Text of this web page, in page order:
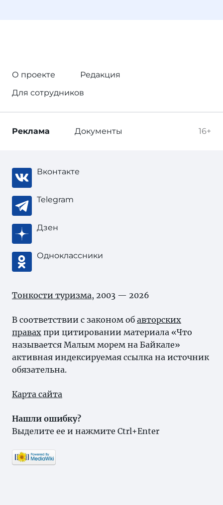
О проекте
Редакция
Для сотрудников
16+
Реклама Документы
Вконтакте
Telegram
Дзен
Одноклассники
Тонкости туризма, 2003 — 2026
В соответствии с законом об авторских
правах при цитировании материала «Что
называется Малым морем на Байкале»
активная индексируемая ссылка на источник
обязательна.
Карта сайта
Нашли ошибку?
Выделите ее и нажмите Ctrl+Enter